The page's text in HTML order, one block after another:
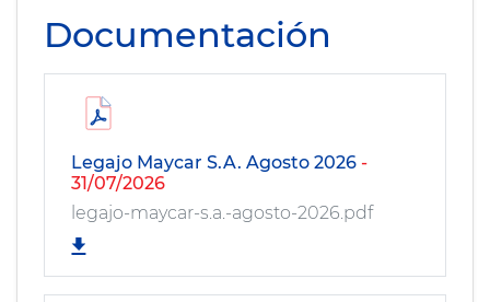
Documentación
Legajo Maycar S.A. Agosto 2026 -
31/07/2026
legajo-maycar-s.a.-agosto-2026.pdf